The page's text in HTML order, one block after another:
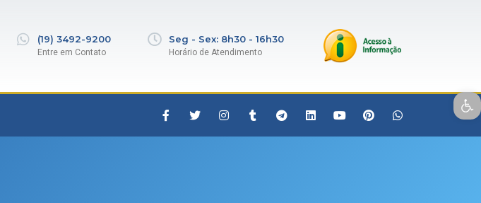
Open toolbar
(19) 3492-9200
Entre em Contato
Seg - Sex: 8h30 - 16h30
Horário de Atendimento